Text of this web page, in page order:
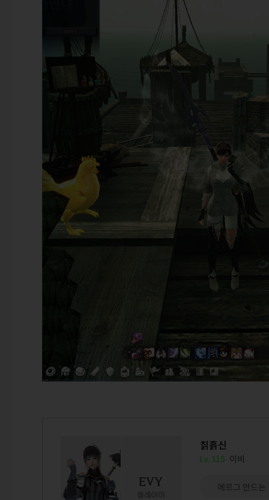
칡흙신
Lv.115 이비
에르그 만드는